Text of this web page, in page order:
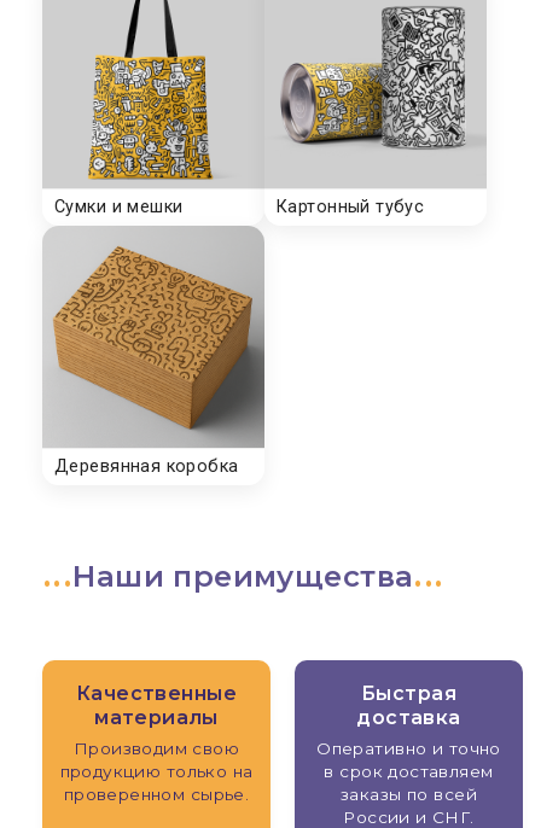
Наши преимущества
Качественные
материалы
Производим свою
продукцию только на
проверенном сырье.
Быстрая
доставка
Оперативно и точно
в срок доставляем
заказы по всей
России и СНГ.